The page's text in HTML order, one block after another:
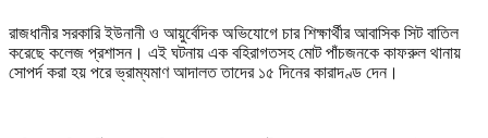
রাজধানীর সরকারি ইউনানী ও আয়ুর্বেদিক অভিযোগে চার শিক্ষার্থীর আবাসিক সিট বাতিল
করেছে কলেজ প্রশাসন। এই ঘটনায় এক বহিরাগতসহ মোট পাঁচজনকে কাফরুল থানায়
সোপর্দ করা হয় পরে ভ্রাম্যমাণ আদালত তাদের ১৫ দিনের কারাদণ্ড দেন।